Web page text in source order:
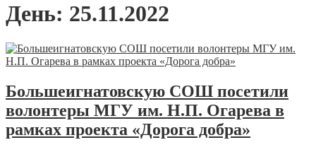
День: 25.11.2022
Большеигнатовскую СОШ посетили
волонтеры МГУ им. Н.П. Огарева в
рамках проекта «Дорога добра»